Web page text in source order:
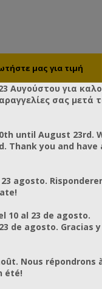
Αυγούστου για
σας μετά
until August 23rd.
Thank you and have
agosto.
10 al 23 de agosto.
de agosto. Gracias
Nous répondrons
été!